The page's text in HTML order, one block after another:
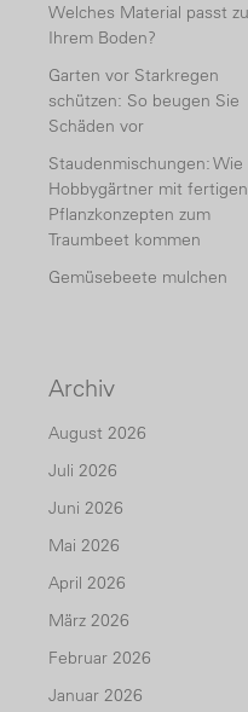
Welches Material passt zu
Ihrem Boden?
Garten vor Starkregen
schützen: So beugen Sie
Schäden vor
Staudenmischungen: Wie
Hobbygärtner mit fertigen
Pflanzkonzepten zum
Traumbeet kommen
Gemüsebeete mulchen
Archiv
August 2026
Juli 2026
Juni 2026
Mai 2026
April 2026
März 2026
Februar 2026
Januar 2026